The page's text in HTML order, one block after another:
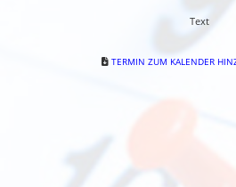
Text
TERMIN ZUM KALENDER